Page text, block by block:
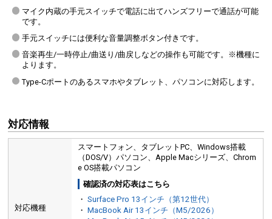
イヤーピース3種（S・M・L)が2個ずつ付属します。
マイク内蔵の手元スイッチで電話に出てハンズフリーで通話が可能
です。
手元スイッチには便利な音量調整ボタン付きです。
音楽再生/一時停止/曲送り/曲戻しなどの操作も可能です。※機種に
よります。
Type-Cポートのあるスマホやタブレット、パソコンに対応します。
対応情報
対応機種
スマートフォン、タブレットPC、Windows搭載
（DOS/V）パソコン、Apple Macシリーズ、Chrom
e OS搭載パソコン
確認済の対応表はこちら
・Surface Pro 13インチ（第12世代）
・MacBook Air 13インチ（M5/2026）